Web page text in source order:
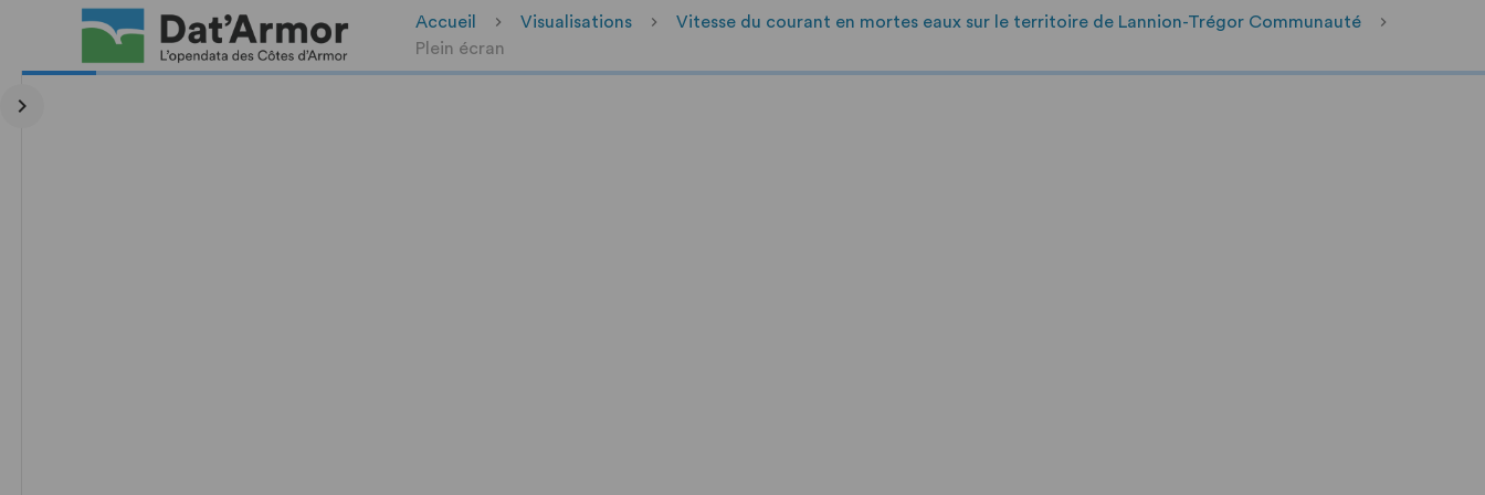
Accueil Visualisations
Vitesse du courant en mortes eaux sur le territoire de Lannion-Trégor Communauté
Plein écran